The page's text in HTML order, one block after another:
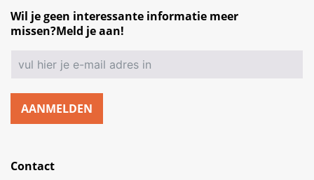
Wil je geen interessante informatie meer
missen?Meld je aan!
AANMELDEN
Contact